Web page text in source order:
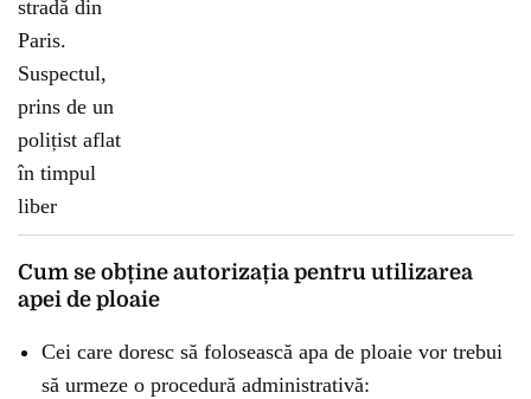
Cum se obține autorizația pentru utilizarea
apei de ploaie
Cei care doresc să folosească apa de ploaie vor trebui
să urmeze o procedură administrativă: